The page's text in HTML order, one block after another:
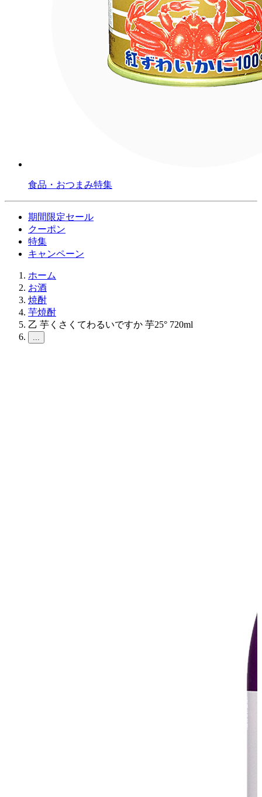
食品・おつまみ特集
期間限定セール
クーポン
特集
キャンペーン
ホーム
お酒
焼酎
芋焼酎
乙 芋くさくてわるいですか 芋25° 720ml
...